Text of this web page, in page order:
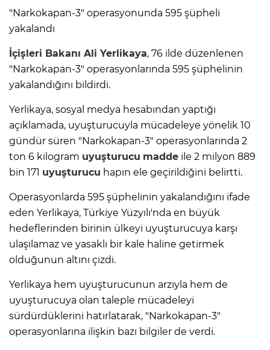
"Narkokapan-3" operasyonunda 595 şüpheli
yakalandı
İçişleri Bakanı Ali Yerlikaya, 76 ilde düzenlenen
"Narkokapan-3" operasyonlarında 595 şüphelinin
yakalandığını bildirdi.
Yerlikaya, sosyal medya hesabından yaptığı
açıklamada, uyuşturucuyla mücadeleye yönelik 10
gündür süren "Narkokapan-3" operasyonlarında 2
ton 6 kilogram uyuşturucu madde ile 2 milyon 889
bin 171 uyuşturucu hapın ele geçirildiğini belirtti.
Operasyonlarda 595 şüphelinin yakalandığını ifade
eden Yerlikaya, Türkiye Yüzyılı'nda en büyük
hedeflerinden birinin ülkeyi uyuşturucuya karşı
ulaşılamaz ve yasaklı bir kale haline getirmek
olduğunun altını çizdi.
Yerlikaya hem uyuşturucunun arzıyla hem de
uyuşturucuya olan taleple mücadeleyi
sürdürdüklerini hatırlatarak, "Narkokapan-3"
operasyonlarına ilişkin bazı bilgiler de verdi.